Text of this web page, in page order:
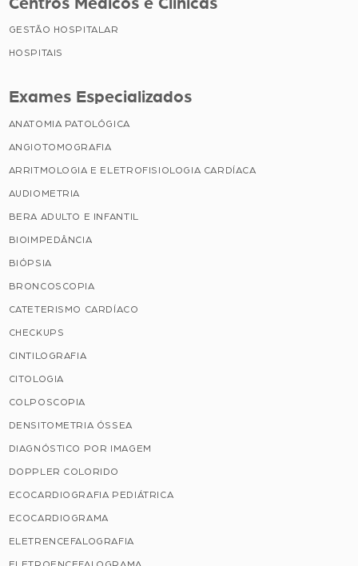
GESTÃO HOSPITALAR
HOSPITAIS
Exames Especializados
ANATOMIA PATOLÓGICA
ANGIOTOMOGRAFIA
ARRITMOLOGIA E ELETROFISIOLOGIA CARDÍACA
AUDIOMETRIA
BERA ADULTO E INFANTIL
BIOIMPEDÂNCIA
BIÓPSIA
BRONCOSCOPIA
CATETERISMO CARDÍACO
CHECKUPS
CINTILOGRAFIA
CITOLOGIA
COLPOSCOPIA
DENSITOMETRIA ÓSSEA
DIAGNÓSTICO POR IMAGEM
DOPPLER COLORIDO
ECOCARDIOGRAFIA PEDIÁTRICA
ECOCARDIOGRAMA
ELETRENCEFALOGRAFIA